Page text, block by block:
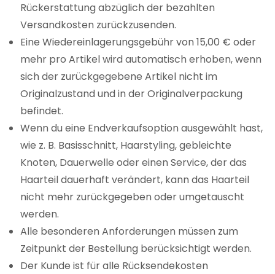
Rückerstattung abzüglich der bezahlten
Versandkosten zurückzusenden.
Eine Wiedereinlagerungsgebühr von 15,00 € oder
mehr pro Artikel wird automatisch erhoben, wenn
sich der zurückgegebene Artikel nicht im
Originalzustand und in der Originalverpackung
befindet.
Wenn du eine Endverkaufsoption ausgewählt hast,
wie z. B. Basisschnitt, Haarstyling, gebleichte
Knoten, Dauerwelle oder einen Service, der das
Haarteil dauerhaft verändert, kann das Haarteil
nicht mehr zurückgegeben oder umgetauscht
werden.
Alle besonderen Anforderungen müssen zum
Zeitpunkt der Bestellung berücksichtigt werden.
Der Kunde ist für alle Rücksendekosten